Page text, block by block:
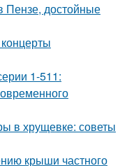
Пензе, достойные
1-511:
в хрущевке: советы
крыши частного